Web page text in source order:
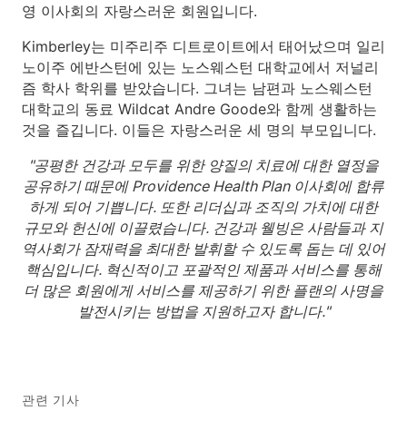
영 이사회의 자랑스러운 회원입니다.
Kimberley는 미주리주 디트로이트에서 태어났으며 일리
노이주 에반스턴에 있는 노스웨스턴 대학교에서 저널리
즘 학사 학위를 받았습니다. 그녀는 남편과 노스웨스턴
대학교의 동료 Wildcat Andre Goode와 함께 생활하는
것을 즐깁니다. 이들은 자랑스러운 세 명의 부모입니다.
"공평한 건강과 모두를 위한 양질의 치료에 대한 열정을
공유하기 때문에 Providence Health Plan 이사회에 합류
하게 되어 기쁩니다. 또한 리더십과 조직의 가치에 대한
규모와 헌신에 이끌렸습니다. 건강과 웰빙은 사람들과 지
역사회가 잠재력을 최대한 발휘할 수 있도록 돕는 데 있어
핵심입니다. 혁신적이고 포괄적인 제품과 서비스를 통해
더 많은 회원에게 서비스를 제공하기 위한 플랜의 사명을
발전시키는 방법을 지원하고자 합니다."
관련 기사